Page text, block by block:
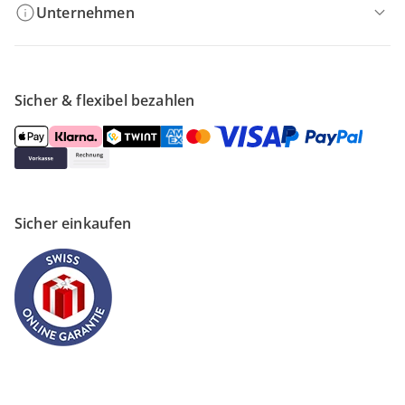
Unternehmen
Sicher & flexibel bezahlen
Sicher einkaufen